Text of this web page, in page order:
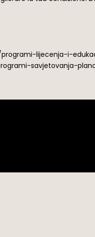
programi-lijecenja-i-
savjetovanja-